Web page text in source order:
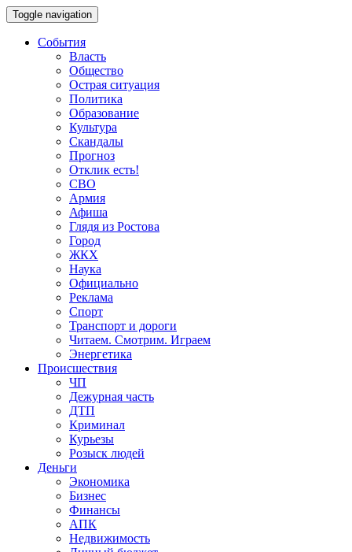
Toggle navigation
События
Власть
Общество
Острая ситуация
Политика
Образование
Культура
Скандалы
Прогноз
Отклик есть!
СВО
Армия
Афиша
Глядя из Ростова
Город
ЖКХ
Наука
Официально
Реклама
Спорт
Транспорт и дороги
Читаем. Смотрим. Играем
Энергетика
Происшествия
ЧП
Дежурная часть
ДТП
Криминал
Курьезы
Розыск людей
Деньги
Экономика
Бизнес
Финансы
АПК
Недвижимость